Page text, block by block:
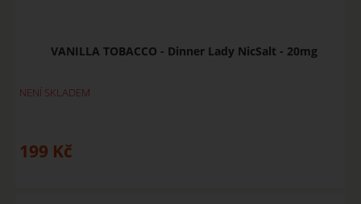
VANILLA TOBACCO - Dinner Lady NicSalt - 20mg
NENÍ SKLADEM
199 Kč